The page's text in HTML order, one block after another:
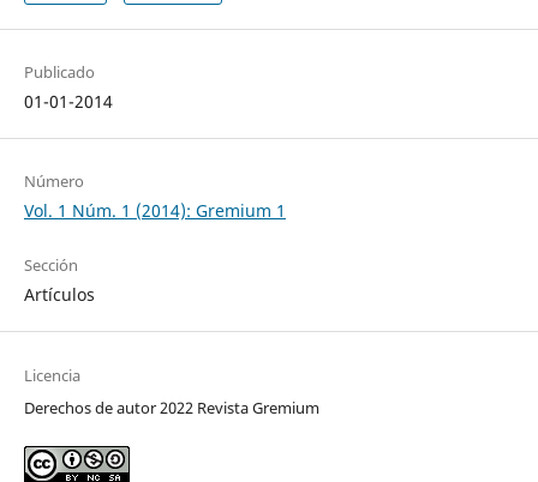
Publicado
01-01-2014
Número
Vol. 1 Núm. 1 (2014): Gremium 1
Sección
Artículos
Licencia
Derechos de autor 2022 Revista Gremium